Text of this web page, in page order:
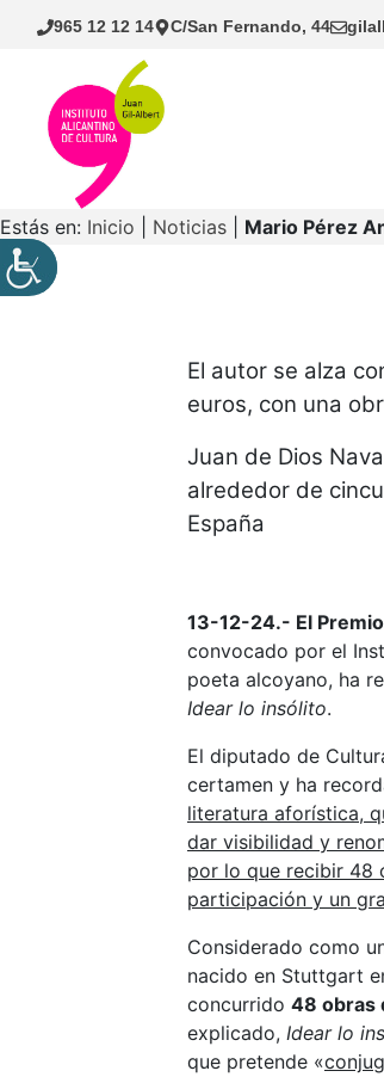
Saltar
965 12 12 14 C/San Fernando, 44
Estás en: Inicio Noticias Mario Pérez
El autor se alza
euros, con una
Juan de Dios
alrededor de
España
13-12-24.- El
convocado por el
poeta alcoyano, ha
Idear lo insólito.
El diputado de
certamen y ha
literatura aforística,
dar visibilidad y
por lo que recibir 48
participación y un
Considerado como
nacido en Stuttgart
concurrido 48 obras
explicado, Idear lo
que pretende «